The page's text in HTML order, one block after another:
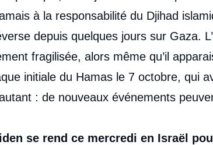
à la responsabilité du Djihad
depuis quelques jours sur Gaza.
fragilisée, alors même qu’il
initiale du Hamas le 7 octobre, qui
: de nouveaux événements
se rend ce mercredi en Israël